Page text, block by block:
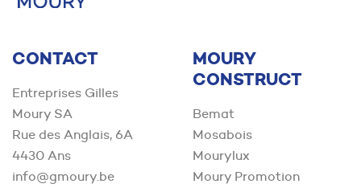
CONTACT
Entreprises Gilles
Moury SA
Rue des Anglais, 6A
4430 Ans
info@gmoury.be
MOURY
CONSTRUCT
Bemat
Mosabois
Mourylux
Moury Promotion